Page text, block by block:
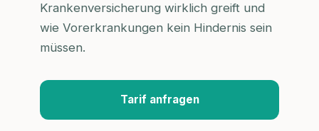
Krankenversicherung wirklich greift und
wie Vorerkrankungen kein Hindernis sein
müssen.
Tarif anfragen